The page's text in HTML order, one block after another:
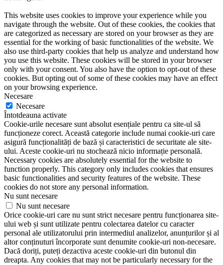
This website uses cookies to improve your experience while you
navigate through the website. Out of these cookies, the cookies that
are categorized as necessary are stored on your browser as they are
essential for the working of basic functionalities of the website. We
also use third-party cookies that help us analyze and understand how
you use this website. These cookies will be stored in your browser
only with your consent. You also have the option to opt-out of these
cookies. But opting out of some of these cookies may have an effect
on your browsing experience.
Necesare
Necesare
Întotdeauna activate
Cookie-urile necesare sunt absolut esențiale pentru ca site-ul să
funcționeze corect. Această categorie include numai cookie-uri care
asigură funcționalități de bază și caracteristici de securitate ale site-
ului. Aceste cookie-uri nu stochează nicio informație personală.
Necessary cookies are absolutely essential for the website to
function properly. This category only includes cookies that ensures
basic functionalities and security features of the website. These
cookies do not store any personal information.
Nu sunt necesare
Nu sunt necesare
Orice cookie-uri care nu sunt strict necesare pentru funcționarea site-
ului web și sunt utilizate pentru colectarea datelor cu caracter
personal ale utilizatorului prin intermediul analizelor, anunțurilor și al
altor conținuturi încorporate sunt denumite cookie-uri non-necesare.
Dacă doriți, puteți dezactiva aceste cookie-uri din butonul din
dreapta. Any cookies that may not be particularly necessary for the